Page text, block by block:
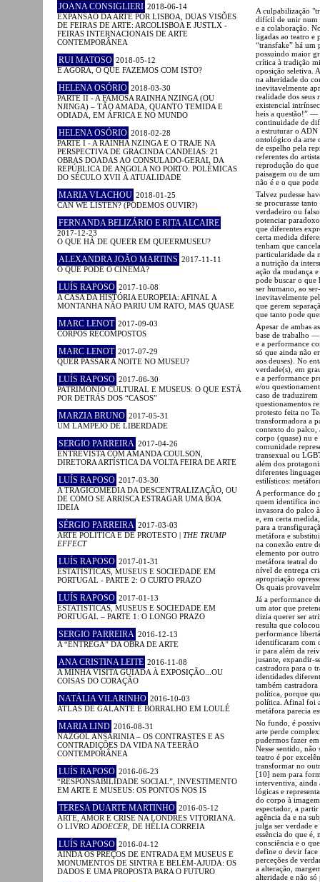
JOANA CONSIGLIERI 2018-06-14
EXPANSÃO DA ARTE POR LISBOA, DUAS VISÕES
DE FEIRAS DE ARTE: ARCOLISBOA E JUSTLX -
FEIRAS INTERNACIONAIS DE ARTE
CONTEMPORÂNEA
RUI MATOSO 2018-05-12
E AGORA, O QUE FAZEMOS COM ISTO?
HELENA OSÓRIO 2018-03-30
PARTE II - A FAMOSA RAINHA NZINGA (OU
NJINGA) – TÃO AMADA, QUANTO TEMIDA E
ODIADA, EM ÁFRICA E NO MUNDO
HELENA OSÓRIO 2018-02-28
PARTE I - A RAINHA NZINGA E O TRAJE NA
PERSPECTIVA DE GRACINDA CANDEIAS: 21
OBRAS DOADAS AO CONSULADO-GERAL DA
REPÚBLICA DE ANGOLA NO PORTO. POLÉMICAS
DO SÉCULO XVII À ATUALIDADE
MARIA VLACHOU 2018-01-25
CAN WE LISTEN? (PODEMOS OUVIR?)
FERNANDA BELIZÁRIO E RITA ALCAIRE
2017-12-23
O QUE HÁ DE QUEER EM QUEERMUSEU?
ALEXANDRA JOÃO MARTINS 2017-11-11
O QUE PODE O CINEMA?
LUÍS RAPOSO 2017-10-08
A CASA DA HISTÓRIA EUROPEIA: AFINAL A
MONTANHA NÃO PARIU UM RATO, MAS QUASE
MARC LENOT 2017-09-03
CORPOS RECOMPOSTOS
MARC LENOT 2017-07-29
QUER PASSAR A NOITE NO MUSEU?
LUÍS RAPOSO 2017-06-30
PATRIMÓNIO CULTURAL E MUSEUS: O QUE ESTÁ
POR DETRÁS DOS “CASOS”
MARZIA BRUNO 2017-05-31
UM LAMPEJO DE LIBERDADE
SERGIO PARREIRA 2017-04-26
ENTREVISTA COM AMANDA COULSON,
DIRETORA ARTÍSTICA DA VOLTA FEIRA DE ARTE
LUÍS RAPOSO 2017-03-30
A TRAGICOMÉDIA DA DESCENTRALIZAÇÃO, OU
DE COMO SE ARRISCA ESTRAGAR UMA BOA
IDEIA
SÉRGIO PARREIRA 2017-03-03
ARTE POLÍTICA E DE PROTESTO | THE TRUMP
EFFECT
LUÍS RAPOSO 2017-01-31
ESTATÍSTICAS, MUSEUS E SOCIEDADE EM
PORTUGAL - PARTE 2: O CURTO PRAZO
LUÍS RAPOSO 2017-01-13
ESTATÍSTICAS, MUSEUS E SOCIEDADE EM
PORTUGAL – PARTE 1: O LONGO PRAZO
SERGIO PARREIRA 2016-12-13
A “ENTREGA” DA OBRA DE ARTE
ANA CRISTINA LEITE 2016-11-08
A MINHA VISITA GUIADA À EXPOSIÇÃO...OU
COISAS DO CORAÇÃO
NATÁLIA VILARINHO 2016-10-03
ATLAS DE GALANTE E BORRALHO EM LOULÉ
MARIA LIND 2016-08-31
NAZGOL ANSARINIA – OS CONTRASTES E AS
CONTRADIÇÕES DA VIDA NA TEERÃO
CONTEMPORÂNEA
LUÍS RAPOSO 2016-06-23
“RESPONSABILIDADE SOCIAL”, INVESTIMENTO
EM ARTE E MUSEUS: OS PONTOS NOS IS
TERESA DUARTE MARTINHO 2016-05-12
ARTE, AMOR E CRISE NA LONDRES VITORIANA.
O LIVRO ADOECER , DE HÉLIA CORREIA
LUÍS RAPOSO 2016-04-12
AINDA OS PREÇOS DE ENTRADA EM MUSEUS E
MONUMENTOS DE SINTRA E BELÉM-AJUDA: OS
DADOS E UMA PROPOSTA PARA O FUTURO
A culpabilização
difícil de unir num
e a colaboração.
ligadas ao teatro e
“transfake” há um
possuindo maior
crítica à tradição
oposição seletiva.
na alteridade do
inevitavelmente
realidade dos seus
existencial
heis a questão!” —
continuidade de
a estruturar o
ontológico da arte
de espelho pela
referentes do
reprodução do que
paisagem ou de
não é e o que
Talvez pudesse
se procurasse
verdadeiro ou
potenciar
que diferentes
certa medida
tenham que
particularidade da
a nutrição da
ação da mudança
pode buscar o que
ser humano, ao
inevitavelmente
que gerem
que tanto pode
Apesar de ambas
base de trabalho
e a performance
só que ainda não
aos deuses). No
verdade(s), em
e a performance
e/ou
caso de
questionamentos
protesto feita no
transformadora a
contexto do palco,
corpo (quase) nu
comunidade
transexual ou
além dos
diferentes
estilísticos:
A performance do
quem identifica
invasora do palco
e, em certa
para a
metáfora e
na conexão entre
elemento por
metáfora teatral
nível de entrega
apropriação
Os quais
Já a performance
um ator que
dizia querer ser
resulta que
performance
identificaram com
ir para além da
jusante, expandir-
castradora para o
identidades
também
política, porque
política. Afinal foi
metáfora parecia
No fundo, é
arte perde
pudermos fazer
Nesse sentido,
teatro é por
transformar no
[10] nem para
interventiva, ainda
lógicas e
do corpo à
espectador, a
agência da e na
julga ser verdade
essência do que é,
consciência e o
define o devir face
perceções de
a alteração,
alteridade e não